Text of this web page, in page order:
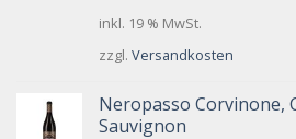
inkl. 19 % MwSt.
zzgl. Versandkosten
Neropasso Corvinone,
Sauvignon